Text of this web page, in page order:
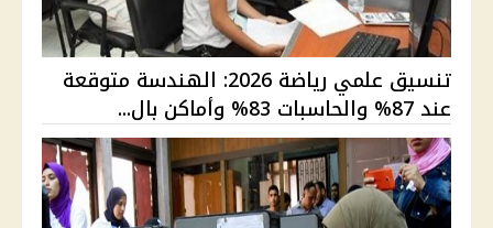
تنسيق علمي رياضة 2026: الهندسة متوقعة
عند 87% والحاسبات 83% وأماكن بال...